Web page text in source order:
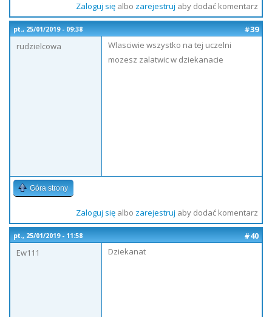
Zaloguj sięalbo zarejestruj aby dodać komentarz
pt., 25/01/2019 - 09:38
#39
rudzielcowa
Wlasciwie wszystko na tej uczelni
mozesz zalatwic w dziekanacie
Góra strony
Zaloguj sięalbo zarejestruj aby dodać komentarz
pt., 25/01/2019 - 11:58
#40
Ew111
Dziekanat